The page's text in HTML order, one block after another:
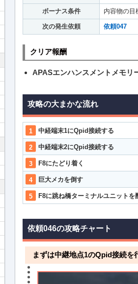
ボーナス条件 内容物の目
次の発生依頼 依頼047
クリア報酬
APASエンハンスメントメモリ
攻略の大まかな流れ
中経端末1にQpid接続する
中経端末2にQpid接続する
F8にたどり着く
巨大メカを倒す
F8に跳ね橋ターミナルユニットを
依頼046の攻略チャート
まずは中継地点1のQpid接続を